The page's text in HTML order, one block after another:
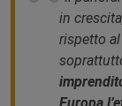
in
rispetto